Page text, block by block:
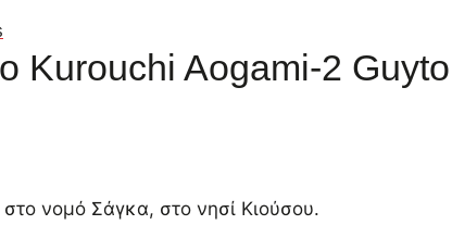
Kurouchi Aogami-2 Guyto
νομό Σάγκα, στο νησί Κιούσου.